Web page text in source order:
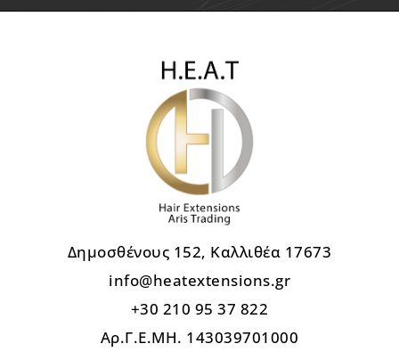
Δημοσθένους 152, Καλλιθέα 17673
info@heatextensions.gr
+30 210 95 37 822
Αρ.Γ.Ε.ΜΗ. 143039701000